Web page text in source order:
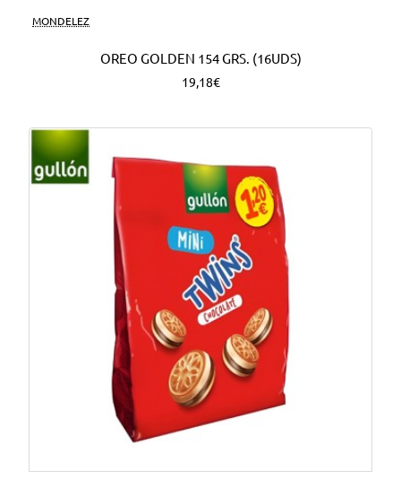
MONDELEZ
OREO GOLDEN 154 GRS. (16UDS)
19,18€